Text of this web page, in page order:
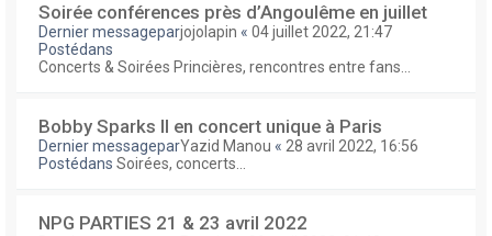
Soirée conférences près d’Angoulême en juillet
Dernier messageparjojolapin « 04 juillet 2022, 21:47
Postédans
Concerts & Soirées Princières, rencontres entre fans...
Bobby Sparks II en concert unique à Paris
Dernier messageparYazid Manou « 28 avril 2022, 16:56
Postédans Soirées, concerts...
NPG PARTIES 21 & 23 avril 2022